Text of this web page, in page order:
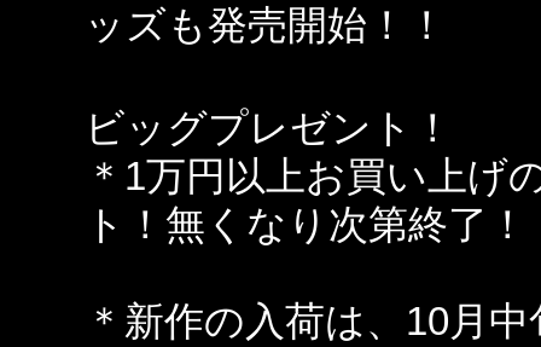
ッズも発売開始！！
ビッグプレゼント！
＊1万円以上お買い上げ
ト！無くなり次第終了！
＊新作の入荷は、10月